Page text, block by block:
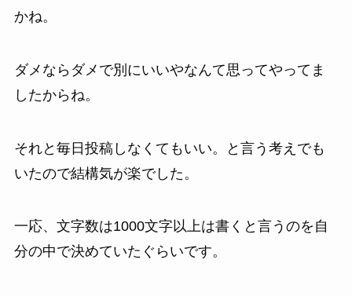
かね。
ダメならダメで別にいいやなんて思ってやってま
したからね。
それと毎日投稿しなくてもいい。と言う考えでも
いたので結構気が楽でした。
一応、文字数は1000文字以上は書くと言うのを自
分の中で決めていたぐらいです。